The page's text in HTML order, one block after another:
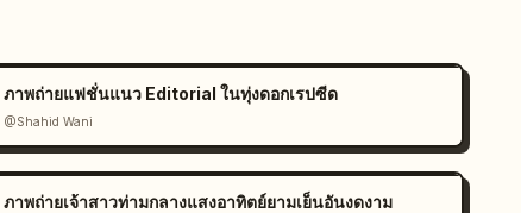
ภาพถ่ายแฟชั่นแนว Editorial ในทุ่งดอกเรปซีด
@Shahid Wani
ภาพถ่ายเจ้าสาวท่ามกลางแสงอาทิตย์ยามเย็นอันงดงาม